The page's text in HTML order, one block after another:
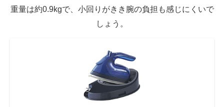
重量は約0.9kgで、小回りがきき腕の負担も感じにくいで
しょう。